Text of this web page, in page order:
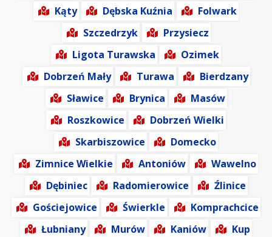
Kąty
Dębska Kuźnia
Folwark
Szczedrzyk
Przysiecz
Ligota Turawska
Ozimek
Dobrzeń Mały
Turawa
Bierdzany
Sławice
Brynica
Masów
Roszkowice
Dobrzeń Wielki
Skarbiszowice
Domecko
Zimnice Wielkie
Antoniów
Wawelno
Dębiniec
Radomierowice
Źlinice
Gościejowice
Świerkle
Komprachcice
Łubniany
Murów Kaniów
Kup